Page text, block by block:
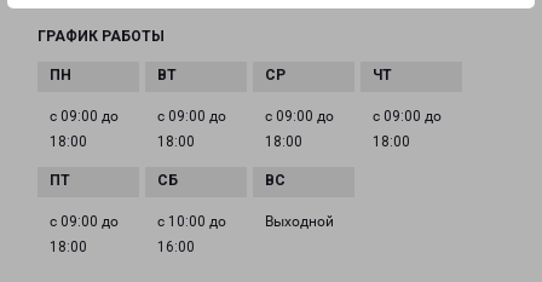
ГРАФИК РАБОТЫ
с 09:00 до
18:00
с 09:00 до
18:00
с 09:00 до
18:00
с 09:00 до
18:00
с 09:00 до
18:00
с 10:00 до
16:00
Выходной